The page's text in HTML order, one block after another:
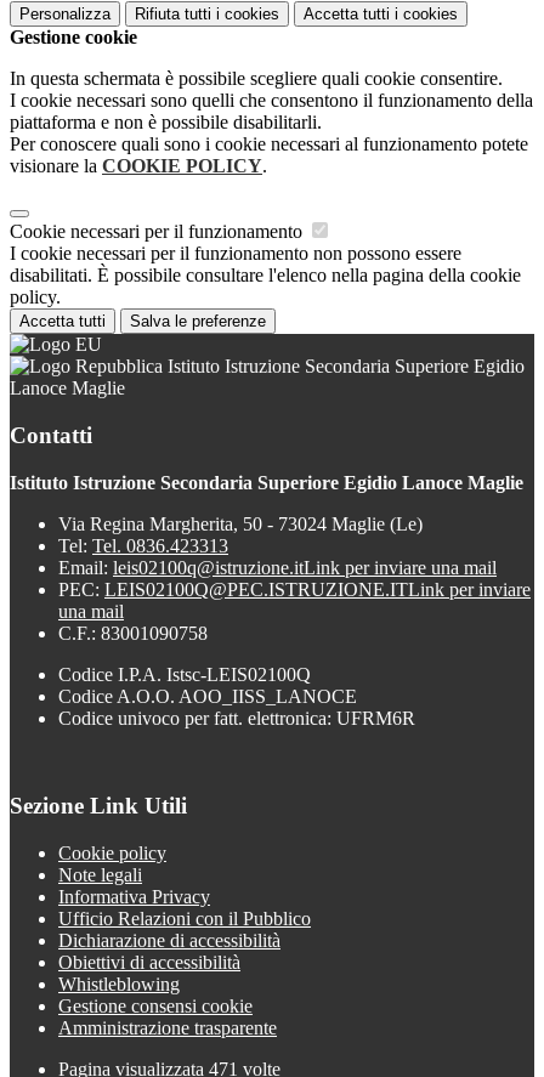
Personalizza Rifiuta tutti i cookies Accetta tutti i cookies
Gestione cookie
In questa schermata è possibile scegliere quali cookie consentire.
I cookie necessari sono quelli che consentono il funzionamento della
piattaforma e non è possibile disabilitarli.
Per conoscere quali sono i cookie necessari al funzionamento potete
visionare la COOKIE POLICY.
Cookie necessari per il funzionamento
I cookie necessari per il funzionamento non possono essere
disabilitati. È possibile consultare l'elenco nella pagina della cookie
policy.
Accetta tutti Salva le preferenze
Istituto Istruzione Secondaria Superiore Egidio
Lanoce Maglie
Contatti
Istituto Istruzione Secondaria Superiore Egidio Lanoce Maglie
Via Regina Margherita, 50 - 73024 Maglie (Le)
Tel: Tel. 0836.423313
Email: leis02100q@istruzione.itLink per inviare una mail
PEC: LEIS02100Q@PEC.ISTRUZIONE.ITLink per inviare
una mail
C.F.: 83001090758
Codice I.P.A. Istsc-LEIS02100Q
Codice A.O.O. AOO_IISS_LANOCE
Codice univoco per fatt. elettronica: UFRM6R
Sezione Link Utili
Cookie policy
Note legali
Informativa Privacy
Ufficio Relazioni con il Pubblico
Dichiarazione di accessibilità
Obiettivi di accessibilità
Whistleblowing
Gestione consensi cookie
Amministrazione trasparente
Pagina visualizzata 471 volte